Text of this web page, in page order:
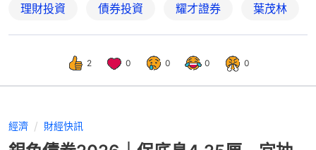
理財投資 債券投資 耀才證券 葉茂林
2 0 0 0 0
經濟 財經快訊